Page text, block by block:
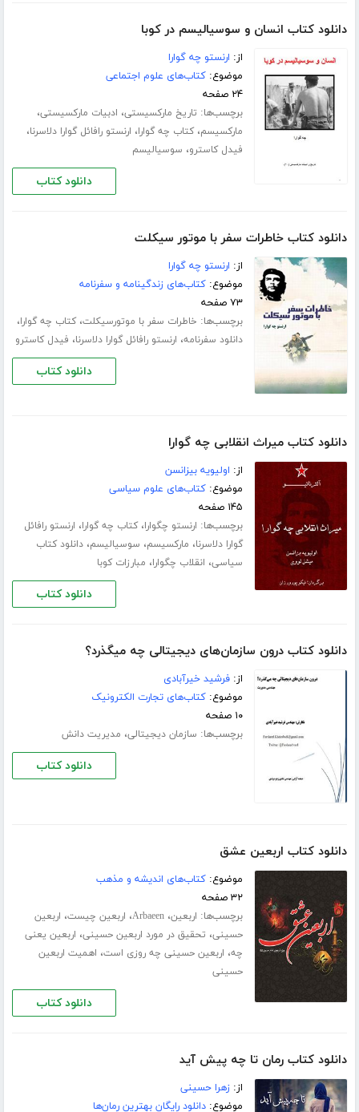
دانلود کتاب انسان و سوسیالیسم در کوبا
از: ارنستو چه گوارا
موضوع:کتاب‌های علوم اجتماعی
۲۴ صفحه
برچسب‌ها: تاریخ مارکسیستی، ادبیات مارکسیستی،
مارکسیسم،کتاب چه گوارا، ارنستو رافائل گوارا دلاسرنا،
فیدل کاسترو، سوسیالیسم
دانلود کتاب
دانلود کتاب خاطرات سفر با موتور سیکلت
از: ارنستو چه گوارا
موضوع:کتاب‌های زندگینامه و سفرنامه
۷۳ صفحه
برچسب‌ها: خاطرات سفر با موتورسیکلت،کتاب چه گوارا،
دانلود سفرنامه، ارنستو رافائل گوارا دلاسرنا، فیدل کاسترو
دانلود کتاب
دانلود کتاب میراث انقلابی چه گوارا
از: اولیویه بیزانسن
موضوع:کتاب‌های علوم سیاسی
۱۴۵ صفحه
برچسب‌ها: ارنستو چگوارا،کتاب چه گوارا، ارنستو رافائل
گوارا دلاسرنا، مارکسیسم، سوسیالیسم،دانلود کتاب
سیاسی، انقلاب چگوارا، مبارزات کوبا
دانلود کتاب
دانلود کتاب درون سازمان‌های دیجیتالی چه میگذرد؟
از:فرشید خیرآبادی
موضوع:کتاب‌های تجارت الکترونیک
۱۰ صفحه
برچسب‌ها: سازمان دیجیتالی، مدیریت دانش
دانلود کتاب
دانلود کتاب اربعین عشق
موضوع:کتاب‌های اندیشه و مذهب
۳۲ صفحه
برچسب‌ها: اربعین،Arbaeen، اربعین چیست، اربعین
حسینی، تحقیق در مورد اربعین حسینی، اربعین یعنی
چه، اربعین حسینی چه روزی است، اهمیت اربعین
حسینی
دانلود کتاب
دانلود کتاب رمان تا چه پیش آید
از:زهرا حسینی
موضوع:دانلود رایگان بهترین رمان‌ها